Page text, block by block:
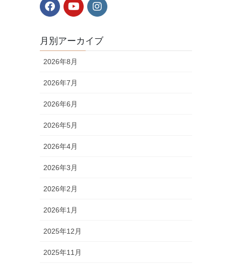
月別アーカイブ
2026年8月
2026年7月
2026年6月
2026年5月
2026年4月
2026年3月
2026年2月
2026年1月
2025年12月
2025年11月